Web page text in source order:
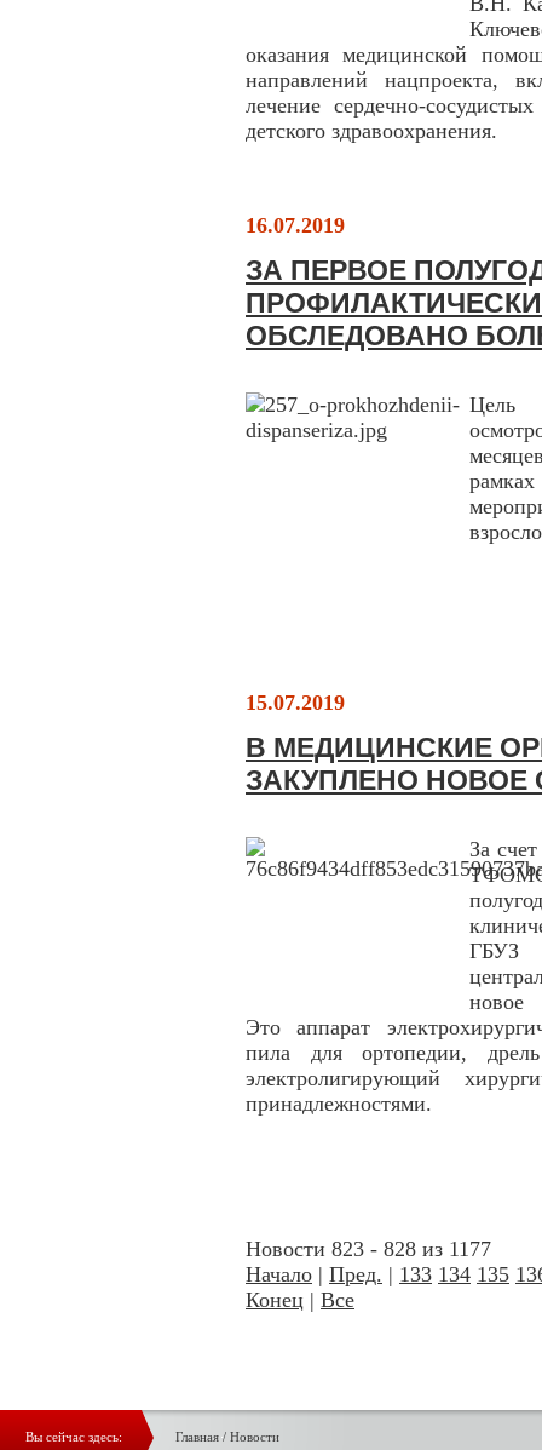
оказания медицинской
направлений нацпроекта,
лечение сердечно-
детского здравоохранения.
16.07.2019
ЗА ПЕРВОЕ
ОБСЛЕДОВАНО
Цель
15.07.2019
В МЕДИЦИНСКИЕ
ЗАКУПЛЕНО НОВОЕ
За
ГБУЗ
новое
Это аппарат
пила для ортопедии,
электролигирующий
принадлежностями.
Новости 823 - 828 из 1177
Начало | Пред. | 133 134 135
Конец | Все
Вы сейчас здесь: Главная/ Новости